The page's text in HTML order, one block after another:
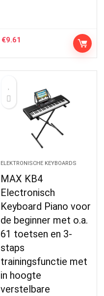
€9.61
ELEKTRONISCHE KEYBOARDS
MAX KB4
Electronisch
Keyboard Piano voor
de beginner met o.a.
61 toetsen en 3-
staps
trainingsfunctie met
in hoogte
verstelbare